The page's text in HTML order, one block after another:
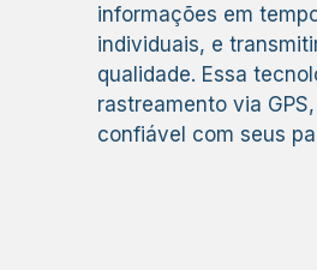
informações em
individuais, e
qualidade. Essa
rastreamento via
confiável com seus